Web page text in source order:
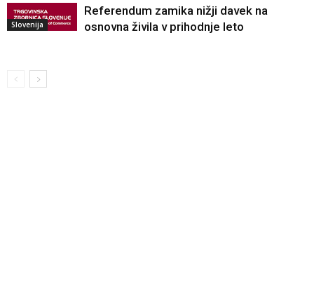
Slovenija
Referendum zamika nižji davek na
osnovna živila v prihodnje leto